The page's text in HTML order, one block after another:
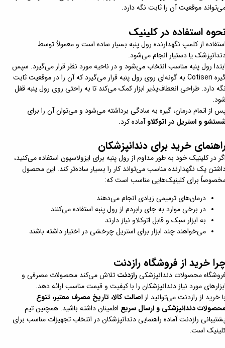
موقعیت آن را ثابت نگه دارد.
استفاده در کلینیک
از کلمپ نگهدارنده رول پنبه بسیار ساده است و معمولاً توسط
یا دستیار انجام می‌شود.
رول پنبه مناسب انتخاب می‌شود و در ناحیه مورد نظر قرار می‌گیرد. سپس
گیره Cotisen به گونه‌ای روی رول پنبه قرار می‌گیرد که آن را در موقعیت ثابت
دارد. طراحی انعطاف‌پذیر ابزار کمک می‌کند تا به راحتی روی رول پنبه قفل
از اتمام درمان، گیره به سادگی برداشته می‌شود و می‌توان آن را برای
و استریل در اتوکلاوآماده کرد.
خرید برای دندانپزشکان
در کلینیک خود به طور مداوم از رول پنبه برای ایزولاسیون استفاده می‌کنید،
یک نگهدارنده مناسب می‌تواند کار را بسیار ساده‌تر کند. این محصول
برای کلینیک‌هایی مناسب است که:
درمان‌های ترمیمی زیادی انجام می‌دهند
در برخی موارد به جای رابردم از رول پنبه استفاده می‌کنند
به ابزار سبک و قابل اتوکلاو نیاز دارند
می‌خواهند چند ابزار برای استریل چرخشی در اختیار داشته باشند
خرید از فروشگاه رازدنت
محصولات دندانپزشکیرازدنت تلاش می‌کند محصولات مصرفی و
مورد نیاز دندانپزشکان را با کیفیت و قیمت مناسب ارائه دهد.
خرید از رازدنت می‌توانید ازاصالت کالا، تاریخ مصرف معتبر، تنوع
دندانپزشکی و ارسال سریع اطمینان داشته باشید. همچنین تیم
رازدنت آماده راهنمایی دندانپزشکان در انتخاب تجهیزات مناسب برای
است.